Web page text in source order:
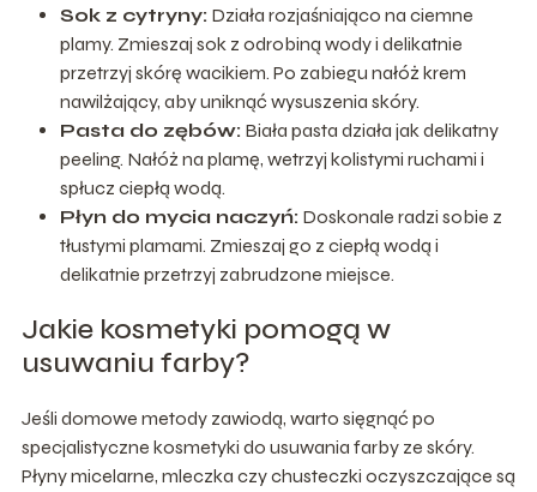
Sok z cytryny: Działa rozjaśniająco na ciemne
plamy. Zmieszaj sok z odrobiną wody i delikatnie
przetrzyj skórę wacikiem. Po zabiegu nałóż krem
nawilżający, aby uniknąć wysuszenia skóry.
Pasta do zębów: Biała pasta działa jak delikatny
peeling. Nałóż na plamę, wetrzyj kolistymi ruchami i
spłucz ciepłą wodą.
Płyn do mycia naczyń: Doskonale radzi sobie z
tłustymi plamami. Zmieszaj go z ciepłą wodą i
delikatnie przetrzyj zabrudzone miejsce.
Jakie kosmetyki pomogą w
usuwaniu farby?
Jeśli domowe metody zawiodą, warto sięgnąć po
specjalistyczne kosmetyki do usuwania farby ze skóry.
Płyny micelarne, mleczka czy chusteczki oczyszczające są